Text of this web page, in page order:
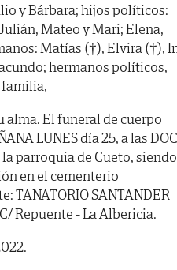
y Bárbara; hijos políticos:
Mateo y Mari; Elena,
Matías (†), Elvira (†),
hermanos políticos,
alma. El funeral de cuerpo
LUNES día 25, a las
parroquia de Cueto,
en el cementerio
TANATORIO SANTANDER
Repuente - La Albericia.